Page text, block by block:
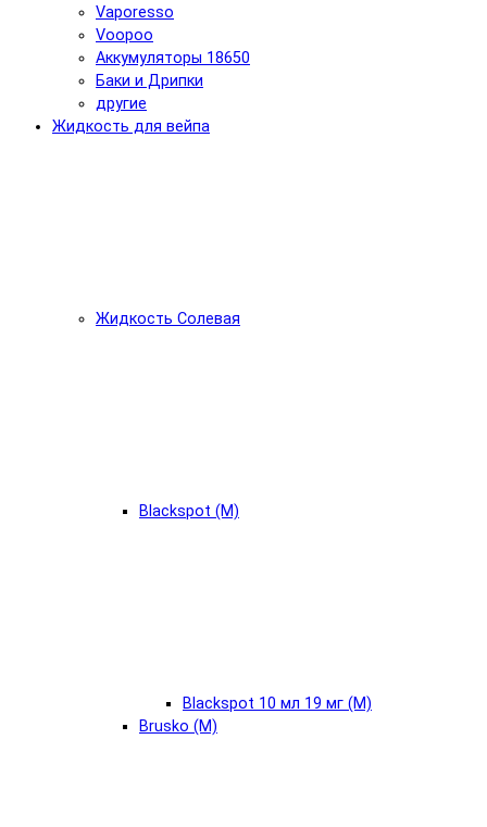
Vaporesso
Voopoo
Аккумуляторы 18650
Баки и Дрипки
другие
Жидкость для вейпа
Жидкость Солевая
Blackspot (М)
Blackspot 10 мл 19 мг (М)
Brusko (М)